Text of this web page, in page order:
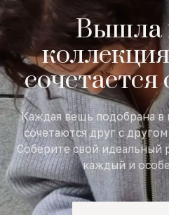
Вышла
Каждая вещь подобрана в
сочетаются друг с
Соберите свой идеальный
каждый и